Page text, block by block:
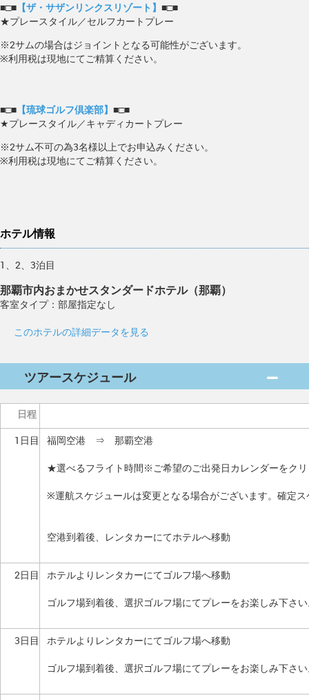
■□■ 【ザ・サザンリンクスリゾート】 ■□■
★プレースタイル／セルフカートプレー
※2サムの場合はジョイントとなる可能性がございます。
※利用税は現地にてご精算ください。
■□■ 【琉球ゴルフ倶楽部】 ■□■
★プレースタイル／キャディカートプレー
※2サム不可の為3名様以上でお申込みください。
※利用税は現地にてご精算ください。
ホテル情報
1、2、3泊目
那覇市内おまかせスタンダードホテル（那覇）
客室タイプ：部屋指定なし
このホテルの詳細データを見る
ツアースケジュール
日程
1日目
福岡空港 ⇒ 那覇空港
★選べるフライト時間※ご希望のご出発日カレンダーをク
※運航スケジュールは変更となる場合がございます。確定
空港到着後、レンタカーにてホテルへ移動
2日目 ホテルよりレンタカーにてゴルフ場へ移動
ゴルフ場到着後、選択ゴルフ場にてプレーをお楽しみ下さ
3日目 ホテルよりレンタカーにてゴルフ場へ移動
ゴルフ場到着後、選択ゴルフ場にてプレーをお楽しみ下さ